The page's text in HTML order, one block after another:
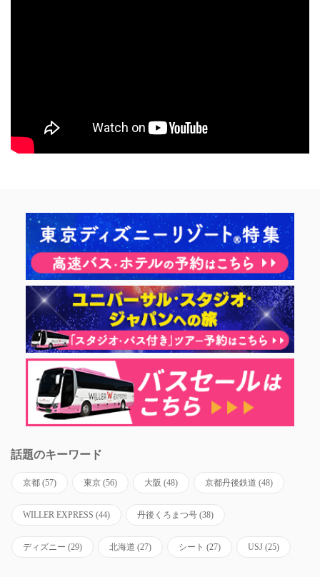
話題のキーワード
京都 (57) 東京 (56) 大阪 (48) 京都丹後鉄道 (48)
WILLER EXPRESS (44) 丹後くろまつ号 (38)
ディズニー (29) 北海道 (27) シート (27) USJ (25)